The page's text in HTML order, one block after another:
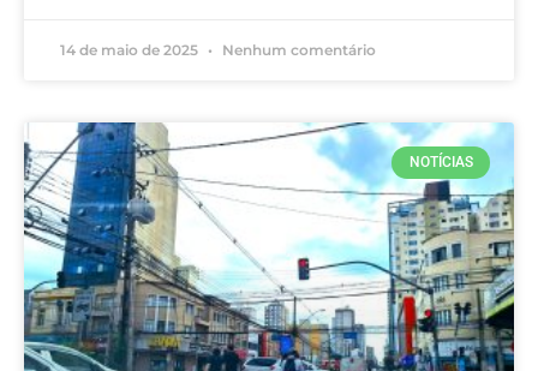
14 de maio de 2025 Nenhum comentário
NOTÍCIAS